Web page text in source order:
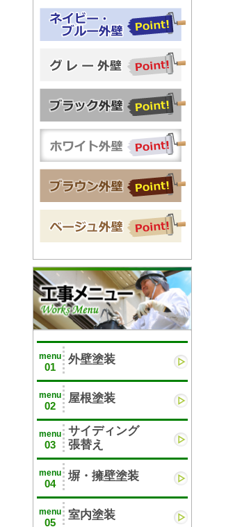
menu
01
外壁塗装
menu
02
屋根塗装
menu
03
サイディング
張替え
menu
04
塀・擁壁塗装
menu
05
室内塗装